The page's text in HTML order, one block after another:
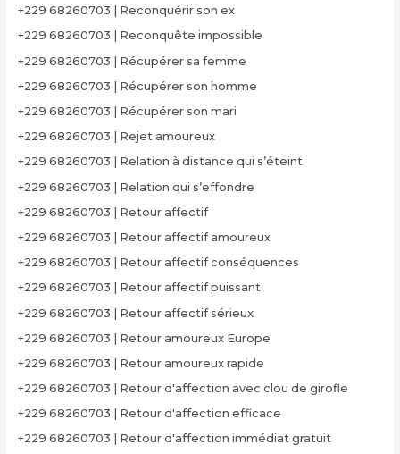
+229 68260703 | Reconquérir son ex
+229 68260703 | Reconquête impossible
+229 68260703 | Récupérer sa femme
+229 68260703 | Récupérer son homme
+229 68260703 | Récupérer son mari
+229 68260703 | Rejet amoureux
+229 68260703 | Relation à distance qui s’éteint
+229 68260703 | Relation qui s’effondre
+229 68260703 | Retour affectif
+229 68260703 | Retour affectif amoureux
+229 68260703 | Retour affectif conséquences
+229 68260703 | Retour affectif puissant
+229 68260703 | Retour affectif sérieux
+229 68260703 | Retour amoureux Europe
+229 68260703 | Retour amoureux rapide
+229 68260703 | Retour d'affection avec clou de girofle
+229 68260703 | Retour d'affection efficace
+229 68260703 | Retour d'affection immédiat gratuit